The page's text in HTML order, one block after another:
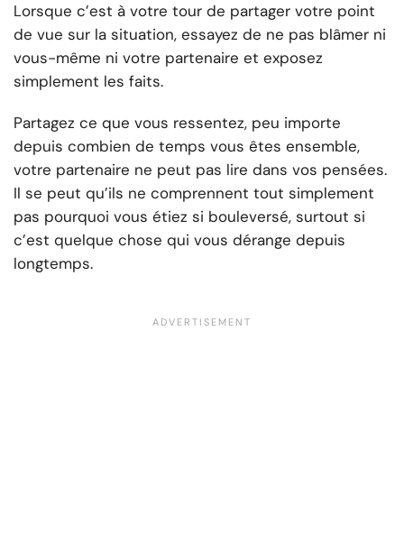
Lorsque c’est à votre tour de partager votre point
de vue sur la situation, essayez de ne pas blâmer ni
vous-même ni votre partenaire et exposez
simplement les faits.
Partagez ce que vous ressentez, peu importe
depuis combien de temps vous êtes ensemble,
votre partenaire ne peut pas lire dans vos pensées.
Il se peut qu’ils ne comprennent tout simplement
pas pourquoi vous étiez si bouleversé, surtout si
c’est quelque chose qui vous dérange depuis
longtemps.